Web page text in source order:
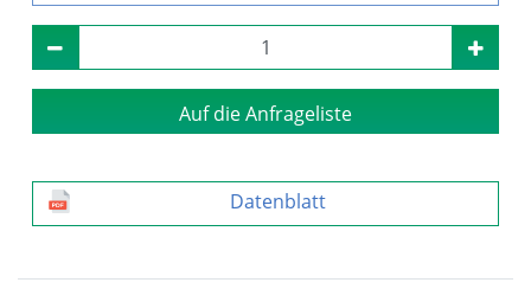
Auf die Anfrageliste
Datenblatt